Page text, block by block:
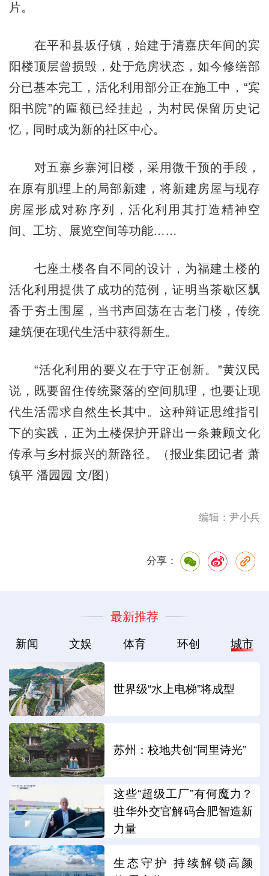
片。
在平和县坂仔镇，始建于清嘉庆年间的宾
阳楼顶层曾损毁，处于危房状态，如今修缮部
分已基本完工，活化利用部分正在施工中，“宾
阳书院”的匾额已经挂起，为村民保留历史记
忆，同时成为新的社区中心。
对五寨乡寨河旧楼，采用微干预的手段，
在原有肌理上的局部新建，将新建房屋与现存
房屋形成对称序列，活化利用其打造精神空
间、工坊、展览空间等功能……
七座土楼各自不同的设计，为福建土楼的
活化利用提供了成功的范例，证明当茶歇区飘
香于夯土围屋，当书声回荡在古老门楼，传统
建筑便在现代生活中获得新生。
“活化利用的要义在于守正创新。”黄汉民
说，既要留住传统聚落的空间肌理，也要让现
代生活需求自然生长其中。这种辩证思维指引
下的实践，正为土楼保护开辟出一条兼顾文化
传承与乡村振兴的新路径。（报业集团记者 萧
镇平 潘园园 文/图）
编辑：尹小兵
分享：
最新推荐
新闻 文娱 体育 环创 城市
世界级“水上电梯”将成型
苏州：校地共创“同里诗光”
这些“超级工厂”有何魔力？
驻华外交官解码合肥智造新
力量
生态守护 持续解锁高颜